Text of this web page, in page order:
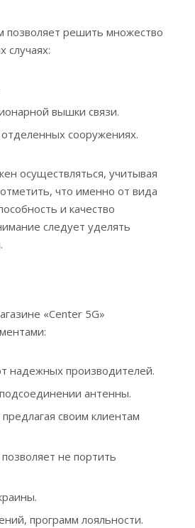
решить множество
случаях:
вышки связи.
сооружениях.
осуществляться, учитывая
что именно от вида
и качество
следует уделять
«Center 5G»
надежных производителей.
антенны.
своим клиентам
не портить
программ лояльности.